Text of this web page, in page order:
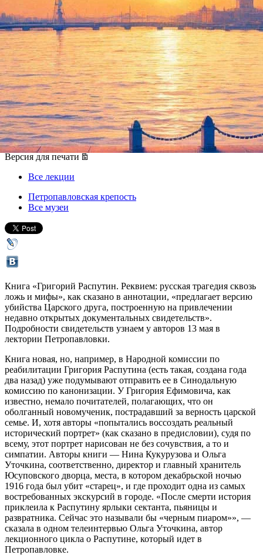
В Петропавловке расскажут
про Распутина «без лжи и
мифов»
13 мая 2019, понедельник,18.30
Версия для печати
Все лекции
Петропавловская крепость
Все музеи
Книга «Григорий Распутин. Реквием: русская трагедия сквозь
ложь и мифы», как сказано в аннотации, «предлагает версию
убийства Царского друга, построенную на привлечении
недавно открытых документальных свидетельств».
Подробности свидетельств узнаем у авторов 13 мая в
лектории Петропавловки.
Книга новая, но, например, в Народной комиссии по
реабилитации Григория Распутина (есть такая, создана года
два назад) уже подумывают отправить ее в Синодальную
комиссию по канонизации. У Григория Ефимовича, как
известно, немало почитателей, полагающих, что он
оболганный новомученик, пострадавший за верность царской
семье. И, хотя авторы «попытались воссоздать реальный
исторический портрет» (как сказано в предисловии), судя по
всему, этот портрет нарисован не без сочувствия, а то и
симпатии. Авторы книги — Нина Кукурузова и Ольга
Уточкина, соответственно, директор и главный хранитель
Юсуповского дворца, места, в котором декабрьской ночью
1916 года был убит «старец», и где проходит одна из самых
востребованных экскурсий в городе. «После смерти история
приклеила к Распутину ярлыки сектанта, пьяницы и
развратника. Сейчас это называли бы «черным пиаром»», —
сказала в одном телеинтервью Ольга Уточкина, автор
лекционного цикла о Распутине, который идет в
Петропавловке.